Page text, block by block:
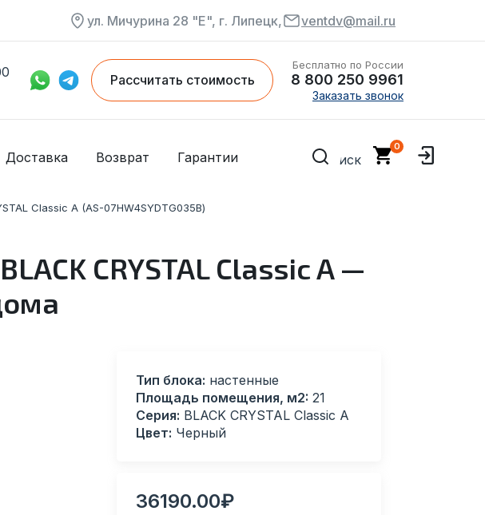
ул. Мичурина 28 "Е", г. Липецк, ventdv@mail.ru
Рассчитать стоимость
Бесплатно по России
8 800 250 9961
Заказать звонок
Доставка Гарантии
Возврат
Classic A (AS-07HW4SYDTG035В)
CRYSTAL Classic A —
Тип блока: настенные
Площадь помещения, м2: 21
Серия: BLACK CRYSTAL Classic A
Цвет: Черный
36190.00₽